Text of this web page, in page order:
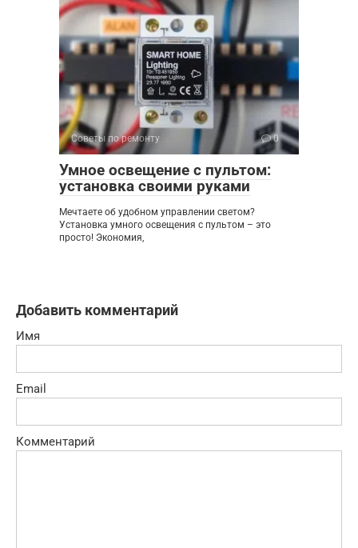
Советы по ремонту 0
Умное освещение с пультом:
установка своими руками
Мечтаете об удобном управлении светом?
Установка умного освещения с пультом – это
просто! Экономия,
Добавить комментарий
Имя
Email
Комментарий